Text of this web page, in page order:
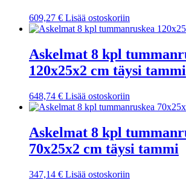
609,27 € Lisää ostoskoriin
Askelmat 8 kpl
120x25x2 cm täysi tammi
648,74 € Lisää ostoskoriin
Askelmat 8 kpl
70x25x2 cm täysi tammi
347,14 € Lisää ostoskoriin